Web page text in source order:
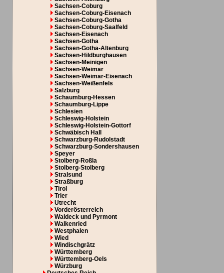
Sachsen-Coburg
Sachsen-Coburg-Eisenach
Sachsen-Coburg-Gotha
Sachsen-Coburg-Saalfeld
Sachsen-Eisenach
Sachsen-Gotha
Sachsen-Gotha-Altenburg
Sachsen-Hildburghausen
Sachsen-Meinigen
Sachsen-Weimar
Sachsen-Weimar-Eisenach
Sachsen-Weißenfels
Salzburg
Schaumburg-Hessen
Schaumburg-Lippe
Schlesien
Schleswig-Holstein
Schleswig-Holstein-Gottorf
Schwäbisch Hall
Schwarzburg-Rudolstadt
Schwarzburg-Sondershausen
Speyer
Stolberg-Roßla
Stolberg-Stolberg
Stralsund
Straßburg
Tirol
Trier
Utrecht
Vorderösterreich
Waldeck und Pyrmont
Walkenried
Westphalen
Wied
Windischgrätz
Württemberg
Württemberg-Oels
Würzburg